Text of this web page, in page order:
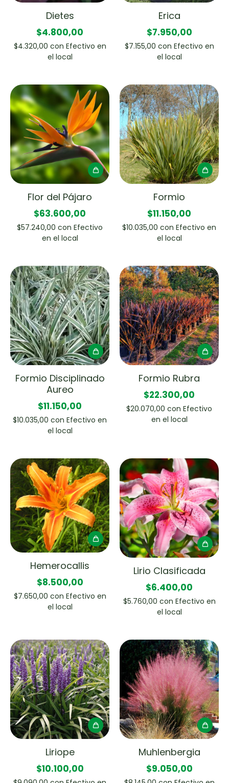
Dietes
$4.800,00
$4.320,00 con Efectivo en
el local
Erica
$7.950,00
$7.155,00 con Efectivo en
el local
Flor del Pájaro
$63.600,00
$57.240,00 con Efectivo
en el local
Formio
$11.150,00
$10.035,00 con Efectivo en
el local
Formio Disciplinado
Aureo
$11.150,00
$10.035,00 con Efectivo en
el local
Formio Rubra
$22.300,00
$20.070,00 con Efectivo
en el local
Hemerocallis
$8.500,00
$7.650,00 con Efectivo en
el local
Lirio Clasificada
$6.400,00
$5.760,00 con Efectivo en
el local
Liriope
$10.100,00
Muhlenbergia
$9.050,00